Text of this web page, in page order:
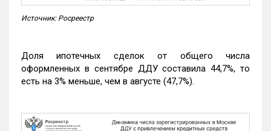
Источник: Росреестр
Доля ипотечных сделок от общего числа
оформленных в сентябре ДДУ составила 44,7%, то
есть на 3% меньше, чем в августе (47,7%).